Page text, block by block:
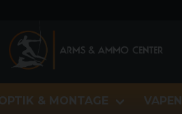
& MONTAGE VAPEN